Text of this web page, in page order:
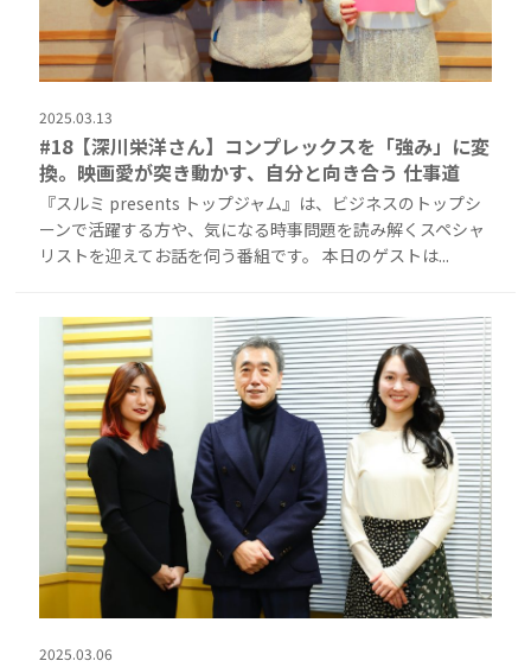
2025.03.13
#18【深川栄洋さん】コンプレックスを「強み」に変
換。映画愛が突き動かす、自分と向き合う 仕事道
『スルミ presents トップジャム』は、ビジネスのトップシ
ーンで活躍する方や、気になる時事問題を読み解くスペシャ
リストを迎えてお話を伺う番組です。 本日のゲストは...
2025.03.06